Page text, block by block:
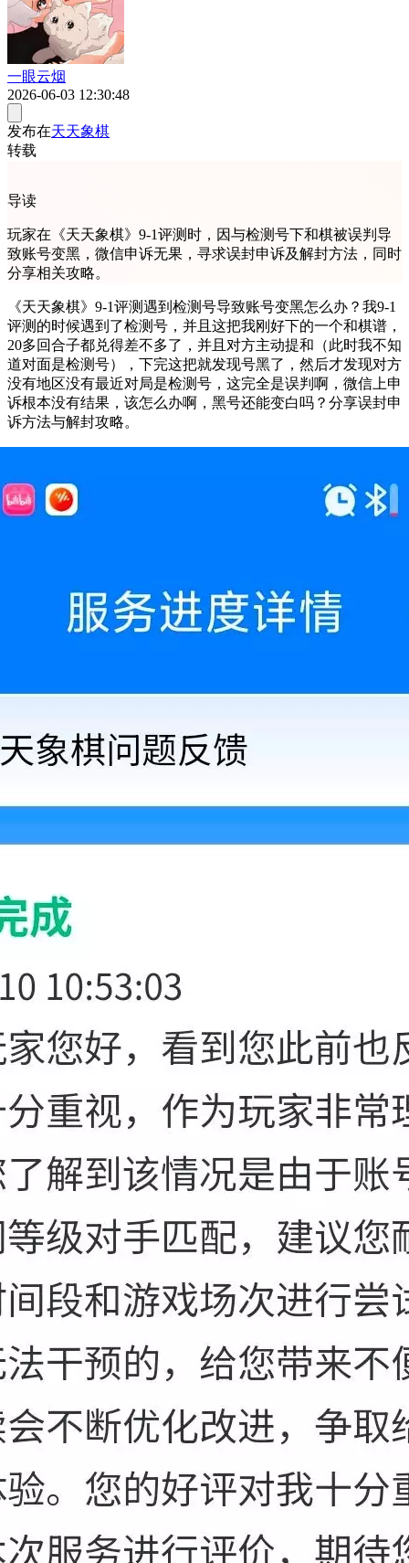
一眼云烟
2026-06-03 12:30:48
发布在天天象棋
转载
导读
玩家在《天天象棋》9-1评测时，因与检测号下和棋被误判导
致账号变黑，微信申诉无果，寻求误封申诉及解封方法，同时
分享相关攻略。
《天天象棋》9-1评测遇到检测号导致账号变黑怎么办？我9-1
评测的时候遇到了检测号，并且这把我刚好下的一个和棋谱，
20多回合子都兑得差不多了，并且对方主动提和（此时我不知
道对面是检测号），下完这把就发现号黑了，然后才发现对方
没有地区没有最近对局是检测号，这完全是误判啊，微信上申
诉根本没有结果，该怎么办啊，黑号还能变白吗？分享误封申
诉方法与解封攻略。